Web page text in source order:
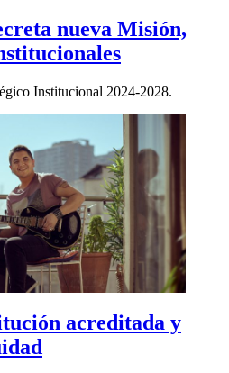
nueva Misión,
Institucional 2024-2028.
acreditada y